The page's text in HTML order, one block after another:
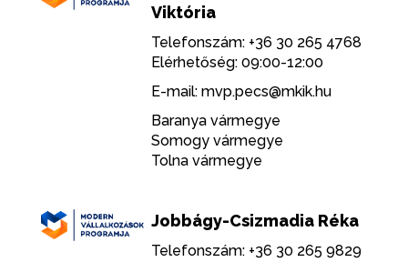
Viktória
Telefonszám: +36 30 265 4768
Elérhetőség: 09:00-12:00
E-mail:mvp.pecs@mkik.hu
Baranya vármegye
Somogy vármegye
Tolna vármegye
Jobbágy-Csizmadia Réka
Telefonszám: +36 30 265 9829